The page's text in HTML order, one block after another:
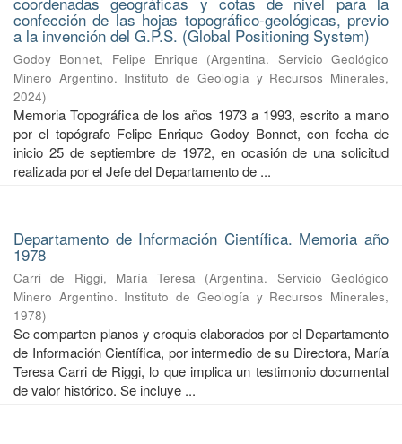
confección de las hojas topográfico-geológicas, previo
a la invención del G.P.S. (Global Positioning System)
Godoy Bonnet, Felipe Enrique (Argentina. Servicio Geológico
Minero Argentino. Instituto de Geología y Recursos Minerales,
2024)
Memoria Topográfica de los años 1973 a 1993, escrito a mano
por el topógrafo Felipe Enrique Godoy Bonnet, con fecha de
inicio 25 de septiembre de 1972, en ocasión de una solicitud
realizada por el Jefe del Departamento de ...
Departamento de Información Científica. Memoria año
1978
Carri de Riggi, María Teresa (Argentina. Servicio Geológico
Minero Argentino. Instituto de Geología y Recursos Minerales,
1978)
Se comparten planos y croquis elaborados por el Departamento
de Información Científica, por intermedio de su Directora, María
Teresa Carri de Riggi, lo que implica un testimonio documental
de valor histórico. Se incluye ...